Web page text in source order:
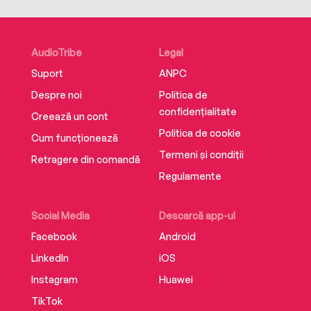
Editura NICULESCU, 2024
ISBN 978-606-38-1036-7
AudioTribe
Suport
Despre noi
Creează un cont
Cum funcționează
Retragere din comandă
Social Media
Facebook
LinkedIn
Instagram
TikTok
Descarcă app-ul
Android
iOS
Huawei
Legal
ANPC
Politica de
confidențialitate
Politica de cookie
Termeni și condiții
Regulamente